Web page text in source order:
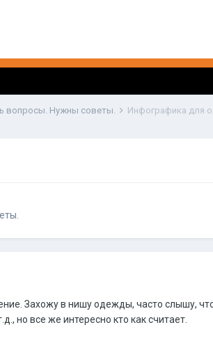
вопросы. Нужны советы. Инфографика для
Захожу в нишу одежды, часто слышу,
но все же интересно кто как считает.